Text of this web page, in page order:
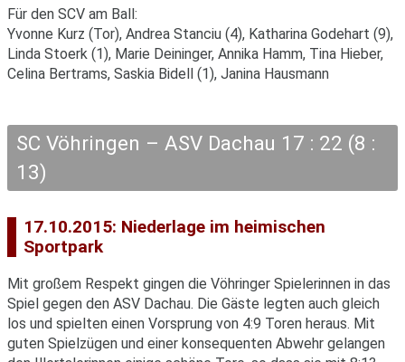
Für den SCV am Ball:
Yvonne Kurz (Tor), Andrea Stanciu (4), Katharina Godehart (9),
Linda Stoerk (1), Marie Deininger, Annika Hamm, Tina Hieber,
Celina Bertrams, Saskia Bidell (1), Janina Hausmann
SC Vöhringen – ASV Dachau 17 : 22 (8 :
13)
17.10.2015: Niederlage im heimischen
Sportpark
Mit großem Respekt gingen die Vöhringer Spielerinnen in das
Spiel gegen den ASV Dachau. Die Gäste legten auch gleich
los und spielten einen Vorsprung von 4:9 Toren heraus. Mit
guten Spielzügen und einer konsequenten Abwehr gelangen